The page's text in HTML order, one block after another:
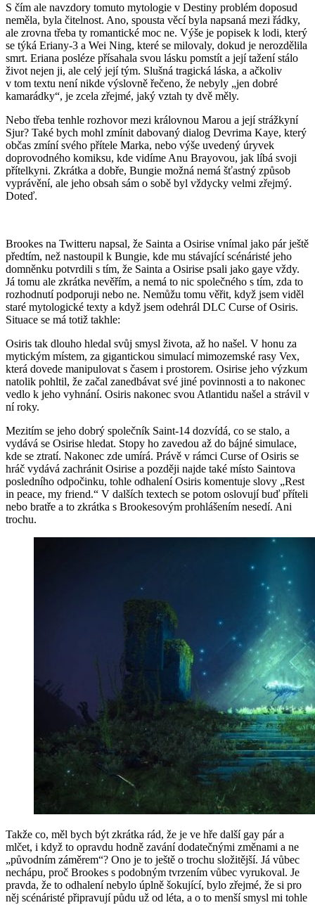
S čím ale navzdory tomuto mytologie v Destiny problém doposud
neměla, byla čitelnost. Ano, spousta věcí byla napsaná mezi řádky,
ale zrovna třeba ty romantické moc ne. Výše je popisek k lodi, který
se týká Eriany-3 a Wei Ning, které se milovaly, dokud je nerozdělila
smrt. Eriana posléze přísahala svou lásku pomstít a její tažení stálo
život nejen ji, ale celý její tým. Slušná tragická láska, a ačkoliv
v tom textu není nikde výslovně řečeno, že nebyly „jen dobré
kamarádky“, je zcela zřejmé, jaký vztah ty dvě měly.
Nebo třeba tenhle rozhovor mezi královnou Marou a její strážkyní
Sjur? Také bych mohl zmínit dabovaný dialog Devrima Kaye, který
občas zmíní svého přítele Marka, nebo výše uvedený úryvek
doprovodného komiksu, kde vidíme Anu Brayovou, jak líbá svoji
přítelkyni. Zkrátka a dobře, Bungie možná nemá šťastný způsob
vyprávění, ale jeho obsah sám o sobě byl vždycky velmi zřejmý.
Doteď.
Brookes na Twitteru napsal, že Sainta a Osirise vnímal jako pár ještě
předtím, než nastoupil k Bungie, kde mu stávající scénáristé jeho
domněnku potvrdili s tím, že Sainta a Osirise psali jako gaye vždy.
Já tomu ale zkrátka nevěřím, a nemá to nic společného s tím, zda to
rozhodnutí podporuji nebo ne. Nemůžu tomu věřit, když jsem viděl
staré mytologické texty a když jsem odehrál DLC Curse of Osiris.
Situace se má totiž takhle:
Osiris tak dlouho hledal svůj smysl života, až ho našel. V honu za
mytickým místem, za gigantickou simulací mimozemské rasy Vex,
která dovede manipulovat s časem i prostorem. Osirise jeho výzkum
natolik pohltil, že začal zanedbávat své jiné povinnosti a to nakonec
vedlo k jeho vyhnání. Osiris nakonec svou Atlantidu našel a strávil v
ní roky.
Mezitím se jeho dobrý společník Saint-14 dozvídá, co se stalo, a
vydává se Osirise hledat. Stopy ho zavedou až do bájné simulace,
kde se ztratí. Nakonec zde umírá. Právě v rámci Curse of Osiris se
hráč vydává zachránit Osirise a později najde také místo Saintova
posledního odpočinku, tohle odhalení Osiris komentuje slovy „Rest
in peace, my friend.“ V dalších textech se potom oslovují buď příteli
nebo bratře a to zkrátka s Brookesovým prohlášením nesedí. Ani
trochu.
Takže co, měl bych být zkrátka rád, že je ve hře další gay pár a
mlčet, i když to opravdu hodně zavání dodatečnými změnami a ne
„původním záměrem“? Ono je to ještě o trochu složitější. Já vůbec
nechápu, proč Brookes s podobným tvrzením vůbec vyrukoval. Je
pravda, že to odhalení nebylo úplně šokující, bylo zřejmé, že si pro
něj scénáristé připravují půdu už od léta, a o to menší smysl mi tohle